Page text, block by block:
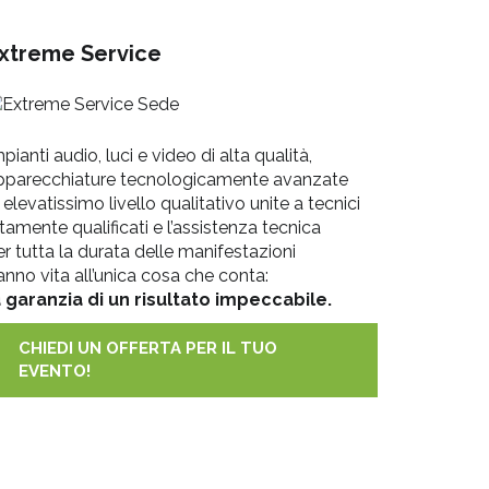
Service
audio, luci e video di alta qualità,
tecnologicamente avanzate
elevatissimo livello qualitativo unite a tecnici
qualificati e l’assistenza tecnica
tutta la durata delle manifestazioni
vita all’unica cosa che conta:
garanzia di un risultato impeccabile.
CHIEDI UN OFFERTA PER IL TUO
EVENTO!